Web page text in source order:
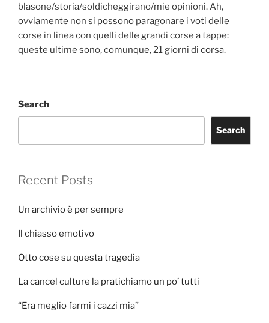
blasone/storia/soldicheggirano/mie opinioni. Ah,
ovviamente non si possono paragonare i voti delle
corse in linea con quelli delle grandi corse a tappe:
queste ultime sono, comunque, 21 giorni di corsa.
Search
Search
Recent Posts
Un archivio è per sempre
Il chiasso emotivo
Otto cose su questa tragedia
La cancel culture la pratichiamo un po’ tutti
“Era meglio farmi i cazzi mia”